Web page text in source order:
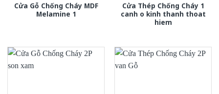
Cửa Gỗ Chống Cháy MDF
Melamine 1
Cửa Thép Chống Cháy 1
canh o kinh thanh thoat
hiem